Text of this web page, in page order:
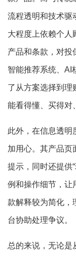
流程透明和技术驱
大程度上依赖个人
产品和条款，对投
智能推荐系统、AI
了从方案选择到理
能看得懂、买得对
此外，在信息透明
加用心。其产品页
提示，同时还提供
例和操作细节，让
款解释较为简化，
台协助处理争议。
总的来说，无论是